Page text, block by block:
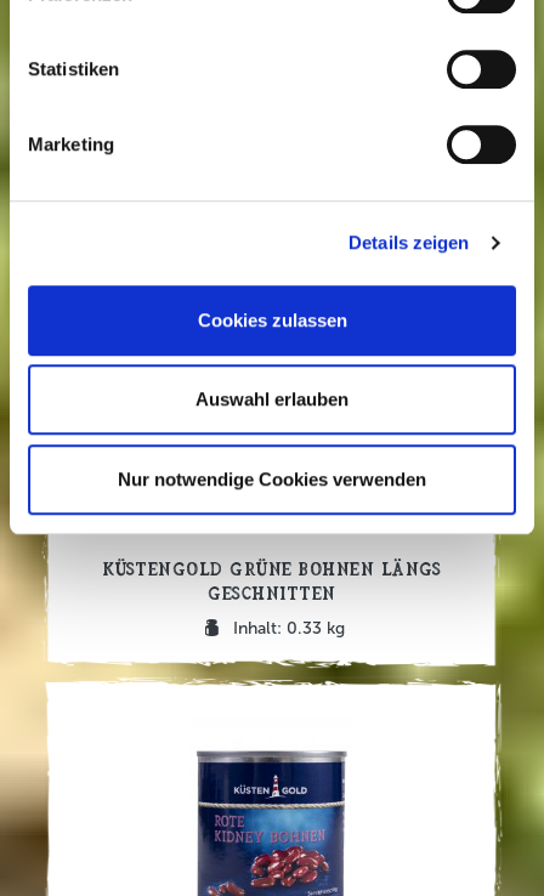
Statistiken
Marketing
Details zeigen
Cookies zulassen
Auswahl erlauben
Nur notwendige Cookies verwenden
Küstengold Dicke Bohnen weiße Kerne
Inhalt: 0.43 kg
Küstengold Grüne Bohnen längs
geschnitten
Inhalt: 0.33 kg